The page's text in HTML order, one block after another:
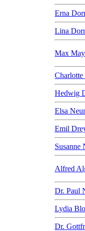
Erna
Lina
Max
Charlotte
Hedwig
Elsa
Emil
Susanne
Alfred
Dr. Paul
Lydia
Dr.